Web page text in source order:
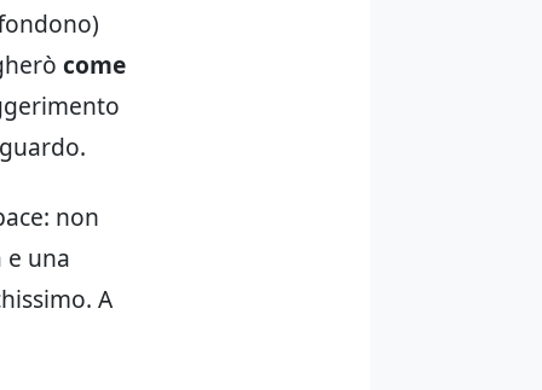
come
non
e una
A